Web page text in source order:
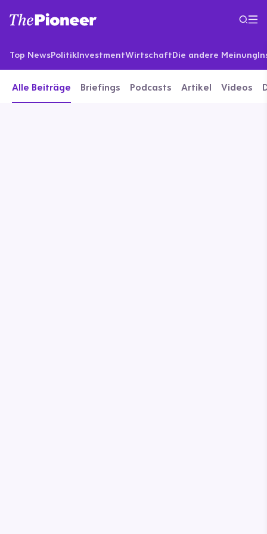
Top NewsPolitikInvestmentWirtschaftDie andere Meinung
Alle Beiträge Briefings Podcasts Artikel Videos